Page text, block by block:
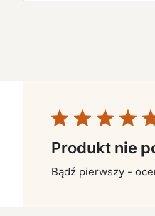
Produkt nie
Bądź pierwszy -